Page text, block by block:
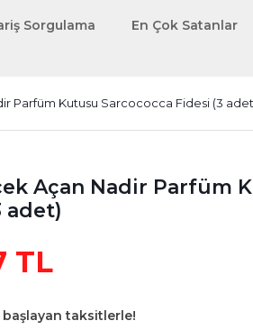
Sorgulama En Çok Satanlar
Parfüm Kutusu Sarcococca Fidesi (3
Açan Nadir Parfüm
adet)
TL
başlayan taksitlerle!